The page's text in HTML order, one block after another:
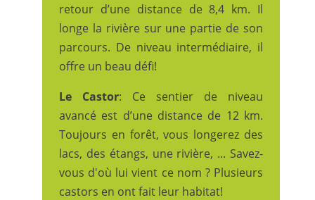
retour d’une distance de 8,4 km. Il
longe la rivière sur une partie de son
parcours. De niveau intermédiaire, il
offre un beau défi!
Le Castor: Ce sentier de niveau
avancé est d’une distance de 12 km.
Toujours en forêt, vous longerez des
lacs, des étangs, une rivière, ... Savez-
vous d'où lui vient ce nom ? Plusieurs
castors en ont fait leur habitat!